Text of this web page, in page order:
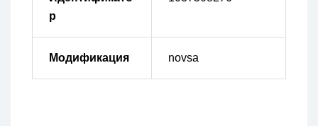
р
Модификация novsa